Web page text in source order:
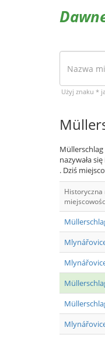
Użyj znaku *
nazywała
. Dziś
Historyczna